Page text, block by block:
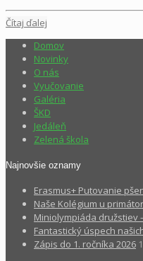
Čítaj ďalej
Domov
Novinky
O nás
Vyučovanie
Galéria
ŠKD
Jedáleň
Zelená škola
Najnovšie oznamy
Erasmus+ Putovanie
Naše Kolégium u
Miniolympiáda družstiev
Fantastický úspech
Zápis do 1. ročníka 2026